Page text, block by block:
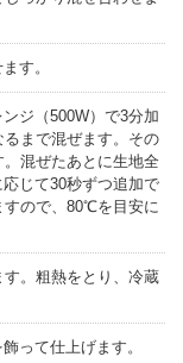
す。
ジ（500W）で3分加
まで混ぜます。その
混ぜたあとに生地全
じて30秒ずつ追加で
すので、80℃を目安に
。粗熱をとり、冷蔵
って仕上げます。